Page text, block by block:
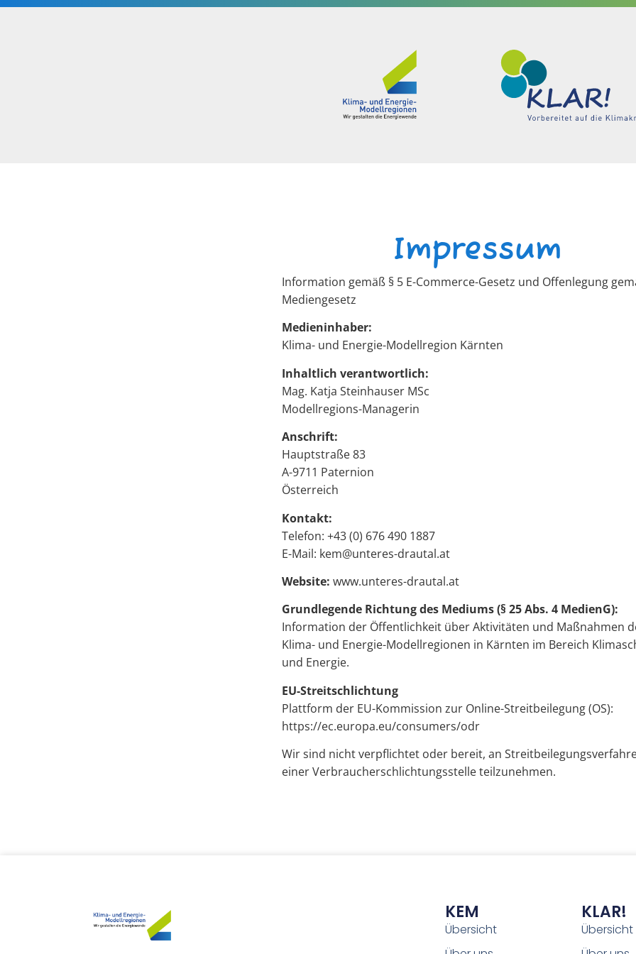
Impressum
Information gemäß § 5 E-Commerce-Gesetz und Offenlegung
Mediengesetz
Medieninhaber:
Klima- und Energie-Modellregion Kärnten
Inhaltlich verantwortlich:
Mag. Katja Steinhauser MSc
Modellregions-Managerin
Anschrift:
Hauptstraße 83
A-9711 Paternion
Österreich
Kontakt:
Telefon: +43 (0) 676 490 1887
E-Mail: kem@unteres-drautal.at
Website: www.unteres-drautal.at
Grundlegende Richtung des Mediums (§ 25 Abs. 4 MedienG):
Information der Öffentlichkeit über Aktivitäten und Maßnahmen
Klima- und Energie-Modellregionen in Kärnten im Bereich
und Energie.
EU-Streitschlichtung
Plattform der EU-Kommission zur Online-Streitbeilegung (OS):
https://ec.europa.eu/consumers/odr
Wir sind nicht verpflichtet oder bereit, an
einer Verbraucherschlichtungsstelle teilzunehmen.
KEM
Übersicht
KLAR!
Übersicht